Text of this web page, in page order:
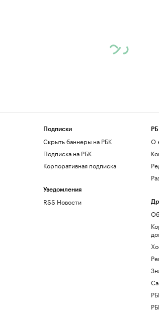
Подписки
Скрыть баннеры на РБК
Подписка на РБК
Корпоративная подписка
Уведомления
RSS Новости
О